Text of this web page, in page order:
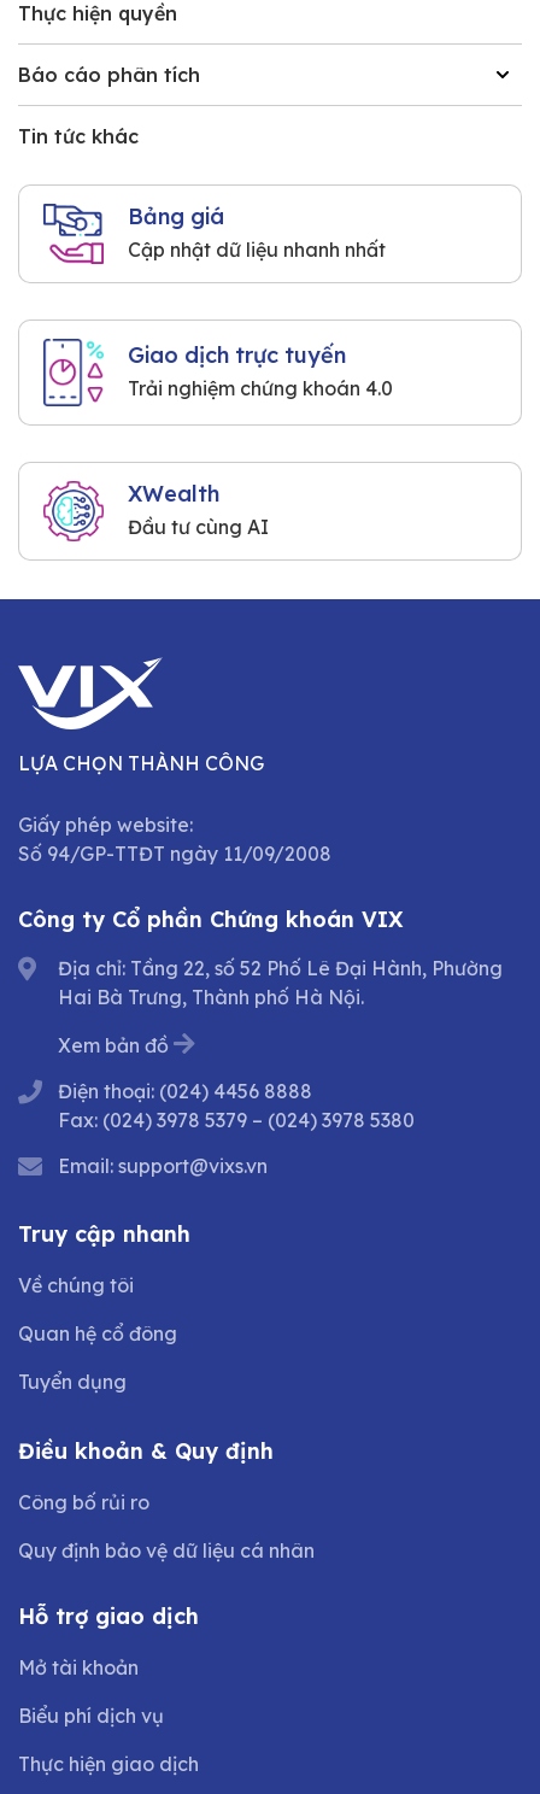
Thực hiện quyền
Báo cáo phân tích
Tin tức khác
Bảng giá
Cập nhật dữ liệu nhanh nhất
Giao dịch trực tuyến
Trải nghiệm chứng khoán 4.0
XWealth
Đầu tư cùng AI
LỰA CHỌN THÀNH CÔNG
Giấy phép website:
Số 94/GP-TTĐT ngày 11/09/2008
Công ty Cổ phần Chứng khoán VIX
Địa chỉ: Tầng 22, số 52 Phố Lê Đại Hành, Phường
Hai Bà Trưng, Thành phố Hà Nội.
Xem bản đồ
Điện thoại: (024) 4456 8888
Fax: (024) 3978 5379 – (024) 3978 5380
Email: support@vixs.vn
Truy cập nhanh
Về chúng tôi
Quan hệ cổ đông
Tuyển dụng
Điều khoản & Quy định
Công bố rủi ro
Quy định bảo vệ dữ liệu cá nhân
Hỗ trợ giao dịch
Mở tài khoản
Biểu phí dịch vụ
Thực hiện giao dịch